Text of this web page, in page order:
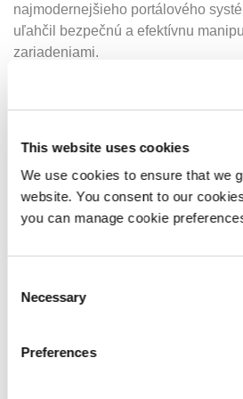
This website uses cookies
We use cookies to ensure that we
website. You consent to our
you can manage cookie
Selection
Necessary
Preferences
najmodernejšieho portálového
uľahčil bezpečnú a efektívnu
zariadeniami.
presunula na logistiku a prepravu.
medzinárodnú prepravu do Indie.
Projektový manažment a súlad:
trvania projektu spoločnosť Beck &
(projektovanie a riadenie) (CDM) a
pri práci. Náš záväzok k
rámci rozpočtu, čím splnil všetky